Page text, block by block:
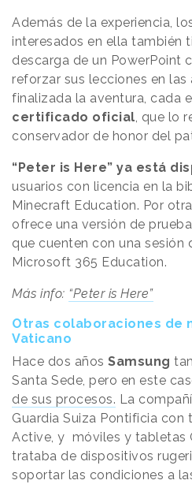
Además de la experiencia,
interesados en ella también
descarga de un PowerPoint
reforzar sus lecciones en las
finalizada la aventura, cada
certificado oficial, que lo
conservador de honor del
“Peter is Here” ya está
usuarios con licencia en la
Minecraft Education. Por
ofrece una versión de
que cuenten con una sesión
Microsoft 365 Education.
Más info: “Peter is Here”
Otras colaboraciones de
Vaticano
Hace dos años Samsung
Santa Sede, pero en este
de sus procesos. La
Guardia Suiza Pontificia con
Active, y móviles y tabletas
trataba de dispositivos
soportar las condiciones a